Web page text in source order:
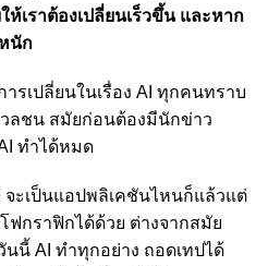
เราต้องเปลี่ยนเร็วขึ้น และหาก
นัก
ารเปลี่ยนในเรื่อง AI ทุกคนทราบ
ลชน สมัยก่อนต้องมีนักข่าว
ทำได้หมด
จะเป็นแอปพลิเคชันไหนก็แล้วแต่
ฟกราฟิกได้ด้วย ต่างจากสมัย
นี้ AI ทำทุกอย่าง ถอดเทปได้